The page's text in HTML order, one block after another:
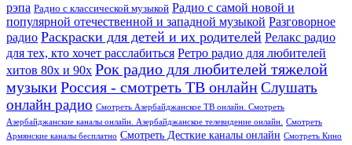
рэпа Радио с классической музыкой Радио с самой новой и
популярной отечественной и западной музыкой Разговорное
радио Раскраски для детей и их родителей Релакс радио
для тех, кто хочет расслабиться Ретро радио для любителей
хитов 80х и 90х Рок радио для любителей тяжелой
музыкиРоссия - смотреть ТВ онлайнСлушать
онлайн радио Смотреть Азербайджанское ТВ онлайн. Смотреть
Азербайджанские каналы онлайн. Азербайджанское телевидение онлайн.
Смотреть
Армянские каналы бесплатно Смотреть Десткие каналы онлайн Смотреть Кино